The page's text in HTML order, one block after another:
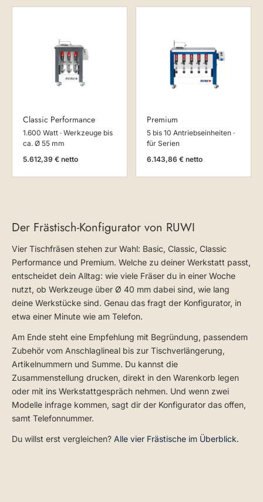
Classic Performance
1.600 Watt · Werkzeuge bis
ca. Ø 55 mm
5.612,39 € netto
Premium
5 bis 10 Antriebseinheiten ·
für Serien
6.143,86 € netto
Der Frästisch-Konfigurator von RUWI
Vier Tischfräsen stehen zur Wahl: Basic, Classic, Classic
Performance und Premium. Welche zu deiner Werkstatt passt,
entscheidet dein Alltag: wie viele Fräser du in einer Woche
nutzt, ob Werkzeuge über Ø 40 mm dabei sind, wie lang
deine Werkstücke sind. Genau das fragt der Konfigurator, in
etwa einer Minute wie am Telefon.
Am Ende steht eine Empfehlung mit Begründung, passendem
Zubehör vom Anschlaglineal bis zur Tischverlängerung,
Artikelnummern und Summe. Du kannst die
Zusammenstellung drucken, direkt in den Warenkorb legen
oder mit ins Werkstattgespräch nehmen. Und wenn zwei
Modelle infrage kommen, sagt dir der Konfigurator das offen,
samt Telefonnummer.
Du willst erst vergleichen? Alle vier Frästische im Überblick.